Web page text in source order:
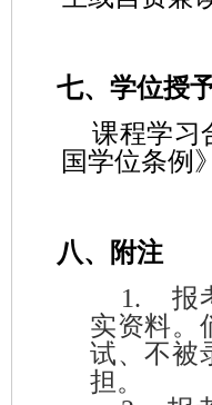
七、学位授
课程学习
国学位条例
八、附注
1.
报
实资料。
试、不被
担。